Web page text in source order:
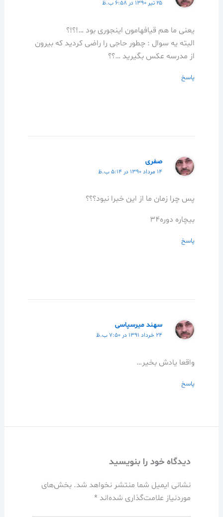
۲۵ تیر ۱۳۹۰ در ۶:۵۸ ب.ظ
یعنی ما هم قیافهامون اینجوری بود …!؟!؟
البته یه سوال : چطور حاجی را راضی کردید که بیرون
از مدرسه عکس بگیرید …؟؟
پاسخ
صفری
۱۴ مرداد ۱۳۹۰ در ۵:۱۴ ب.ظ
پس چرا زمان ما از این خبرا نبود؟؟؟
بیچاره دوره34
پاسخ
سهند میرسپاسی
۲۴ خرداد ۱۳۹۱ در ۷:۵۰ ب.ظ
واقعا یادش بخیر…
پاسخ
دیدگاه‌ خود را بنویسید
نشانی ایمیل شما منتشر نخواهد شد. بخش‌های
موردنیاز علامت‌گذاری شده‌اند *